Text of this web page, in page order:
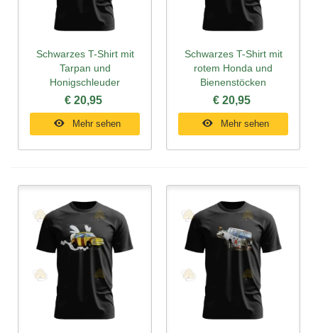
Schwarzes T-Shirt mit
Tarpan und
Honigschleuder
€ 20,95
Mehr sehen
Schwarzes T-Shirt mit
rotem Honda und
Bienenstöcken
€ 20,95
Mehr sehen